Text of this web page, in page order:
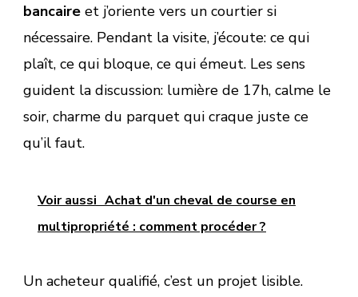
bancaire et j’oriente vers un courtier si
nécessaire. Pendant la visite, j’écoute: ce qui
plaît, ce qui bloque, ce qui émeut. Les sens
guident la discussion: lumière de 17h, calme le
soir, charme du parquet qui craque juste ce
qu’il faut.
Voir aussi Achat d'un cheval de course en
multipropriété : comment procéder ?
Un acheteur qualifié, c’est un projet lisible.